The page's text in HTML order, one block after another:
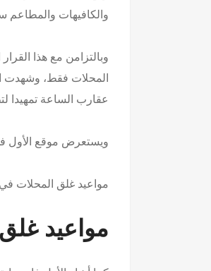
والكافيهات والمطاعم
وبالتزامن مع هذا
المحلات فقط، وشهدت
عقارب الساعة تمهيدا
ويستعرض موقع الأول في
مواعيد غلق المحلات في
مواعيد غلق